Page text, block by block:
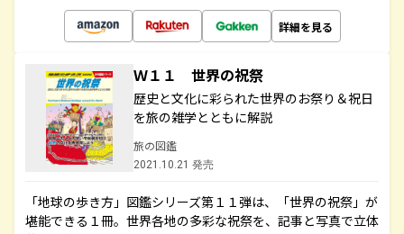
詳細を見る
Ｗ１１ 世界の祝祭
歴史と文化に彩られた世界のお祭り＆祝日
を旅の雑学とともに解説
旅の図鑑
2021.10.21 発売
「地球の歩き方」図鑑シリーズ第１１弾は、「世界の祝祭」が
堪能できる１冊。世界各地の多彩な祝祭を、記事と写真で立体